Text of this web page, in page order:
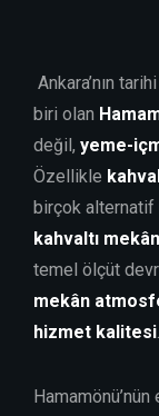
Ankara’nın
biri olan
değil, yeme-
Özellikle
birçok alternatif
kahvaltı
temel ölçüt
mekân
hizmet kalitesi.